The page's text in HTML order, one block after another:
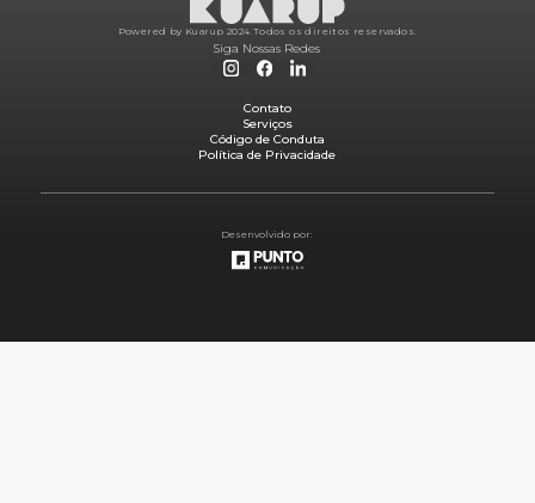
Powered by Kuarup 2024. Todos os direitos reservados.
Siga Nossas Redes
Contato
Serviços
Código de Conduta
Política de Privacidade
Desenvolvido por: